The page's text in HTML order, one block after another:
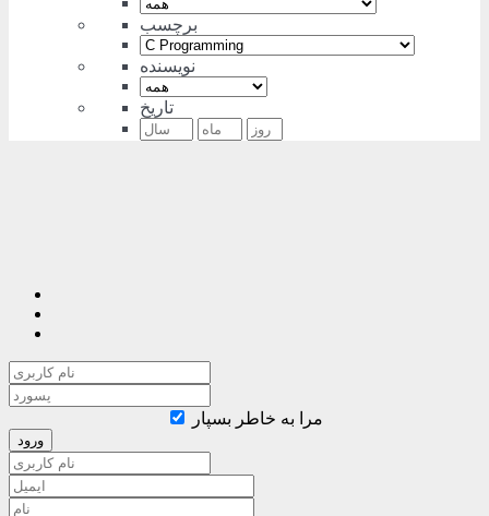
برچسب
نویسنده
تاریخ
مرا به خاطر بسپار